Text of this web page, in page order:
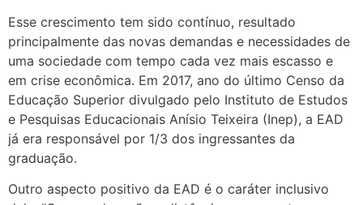
Esse crescimento tem sido contínuo, resultado
principalmente das novas demandas e necessidades de
uma sociedade com tempo cada vez mais escasso e
em crise econômica. Em 2017, ano do último Censo da
Educação Superior divulgado pelo Instituto de Estudos
e Pesquisas Educacionais Anísio Teixeira (Inep), a EAD
já era responsável por 1/3 dos ingressantes da
graduação.
Outro aspecto positivo da EAD é o caráter inclusivo